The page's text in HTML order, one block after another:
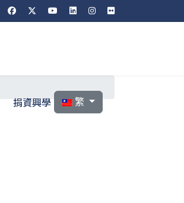
捐資興學 選擇你的語言
繁